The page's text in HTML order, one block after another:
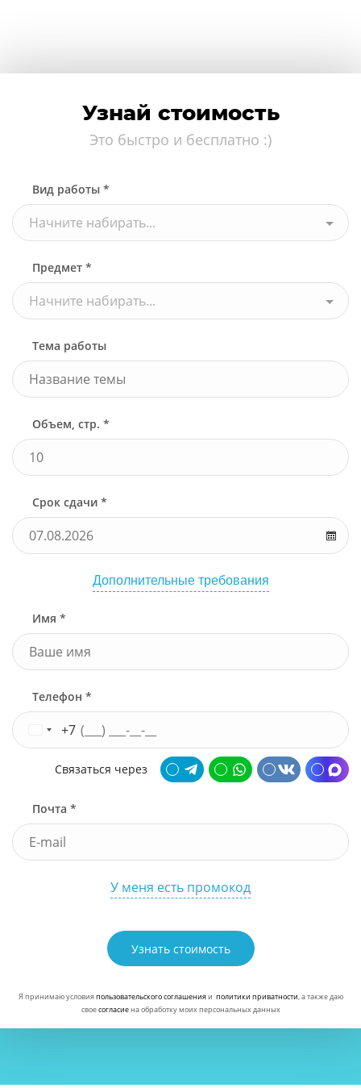
Узнай стоимость
Это быстро и бесплатно :)
Вид работы *
Начните набирать...
Предмет *
Начните набирать...
Тема работы
Объем, стр. *
Срок сдачи *
Дополнительные требования
Имя *
Телефон *
+7
Связаться через
Почта *
У меня есть промокод
Узнать стоимость
Я принимаю условияпользовательского соглашенияи политики приватности, а также даю
своесогласиена обработку моих персональных данных